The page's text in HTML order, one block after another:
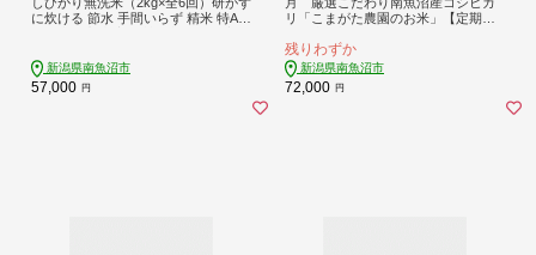
に炊ける 節水 手間いらず 精米 特A獲
定期便 コシヒカリ こしひかり 無洗
米 銘柄米≫
新潟県南魚沼市
57,000 円
リ「こまがた農園のお米」【定期便
コシヒカリ 魚沼産 新潟米 産地直送
お米 米 こめ コメ ご飯 御飯 ごはん】
残りわずか
新潟県南魚沼市
72,000 円